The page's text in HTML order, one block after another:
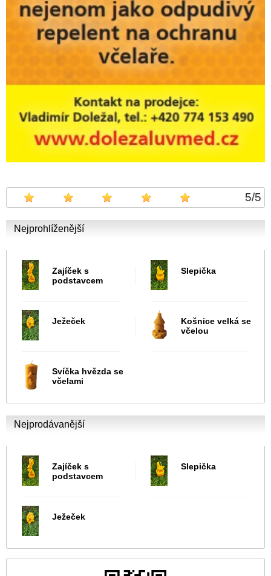
5/5
Nejprohlíženější
Zajíček s
podstavcem
Slepička
Ježeček
Košnice velká se
včelou
Svíčka hvězda se
včelami
Nejprodávanější
Zajíček s
podstavcem
Slepička
Ježeček